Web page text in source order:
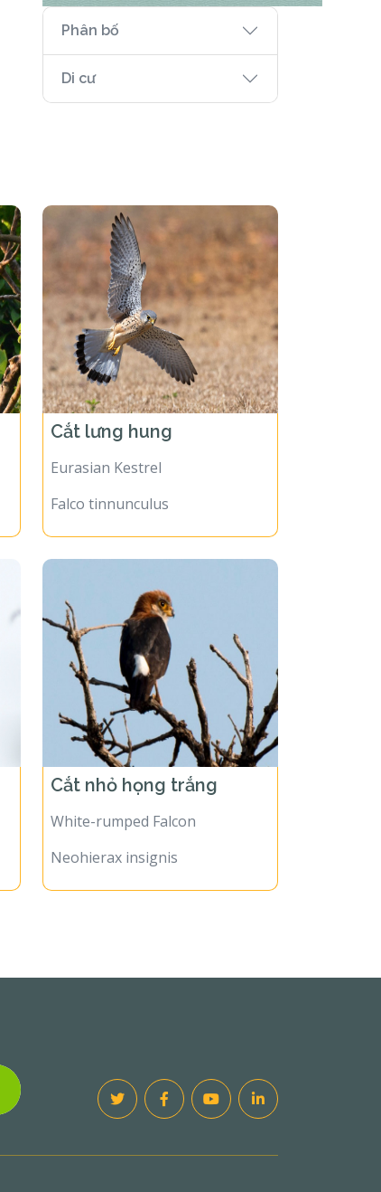
Phân bố
Di cư
Cắt lưng hung
Eurasian Kestrel
Falco tinnunculus
Cắt nhỏ họng trắng
White-rumped Falcon
Neohierax insignis